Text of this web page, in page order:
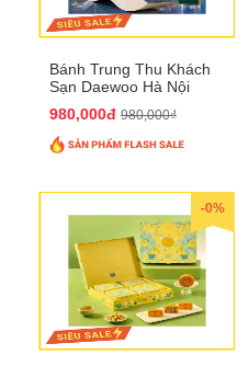
Bánh Trung Thu Khách
Sạn Daewoo Hà Nội
QTTT30
980,000đ 980,000₫
-0%